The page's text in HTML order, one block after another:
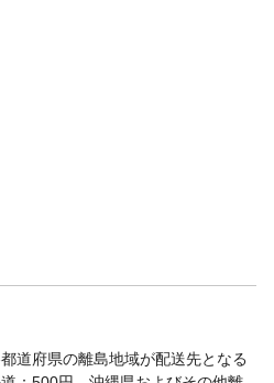
道府県の離島地域が配送先となる